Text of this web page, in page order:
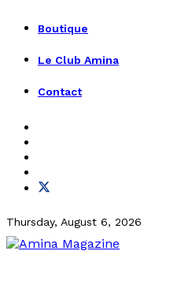
Boutique
Le Club Amina
Contact
Thursday, August 6, 2026